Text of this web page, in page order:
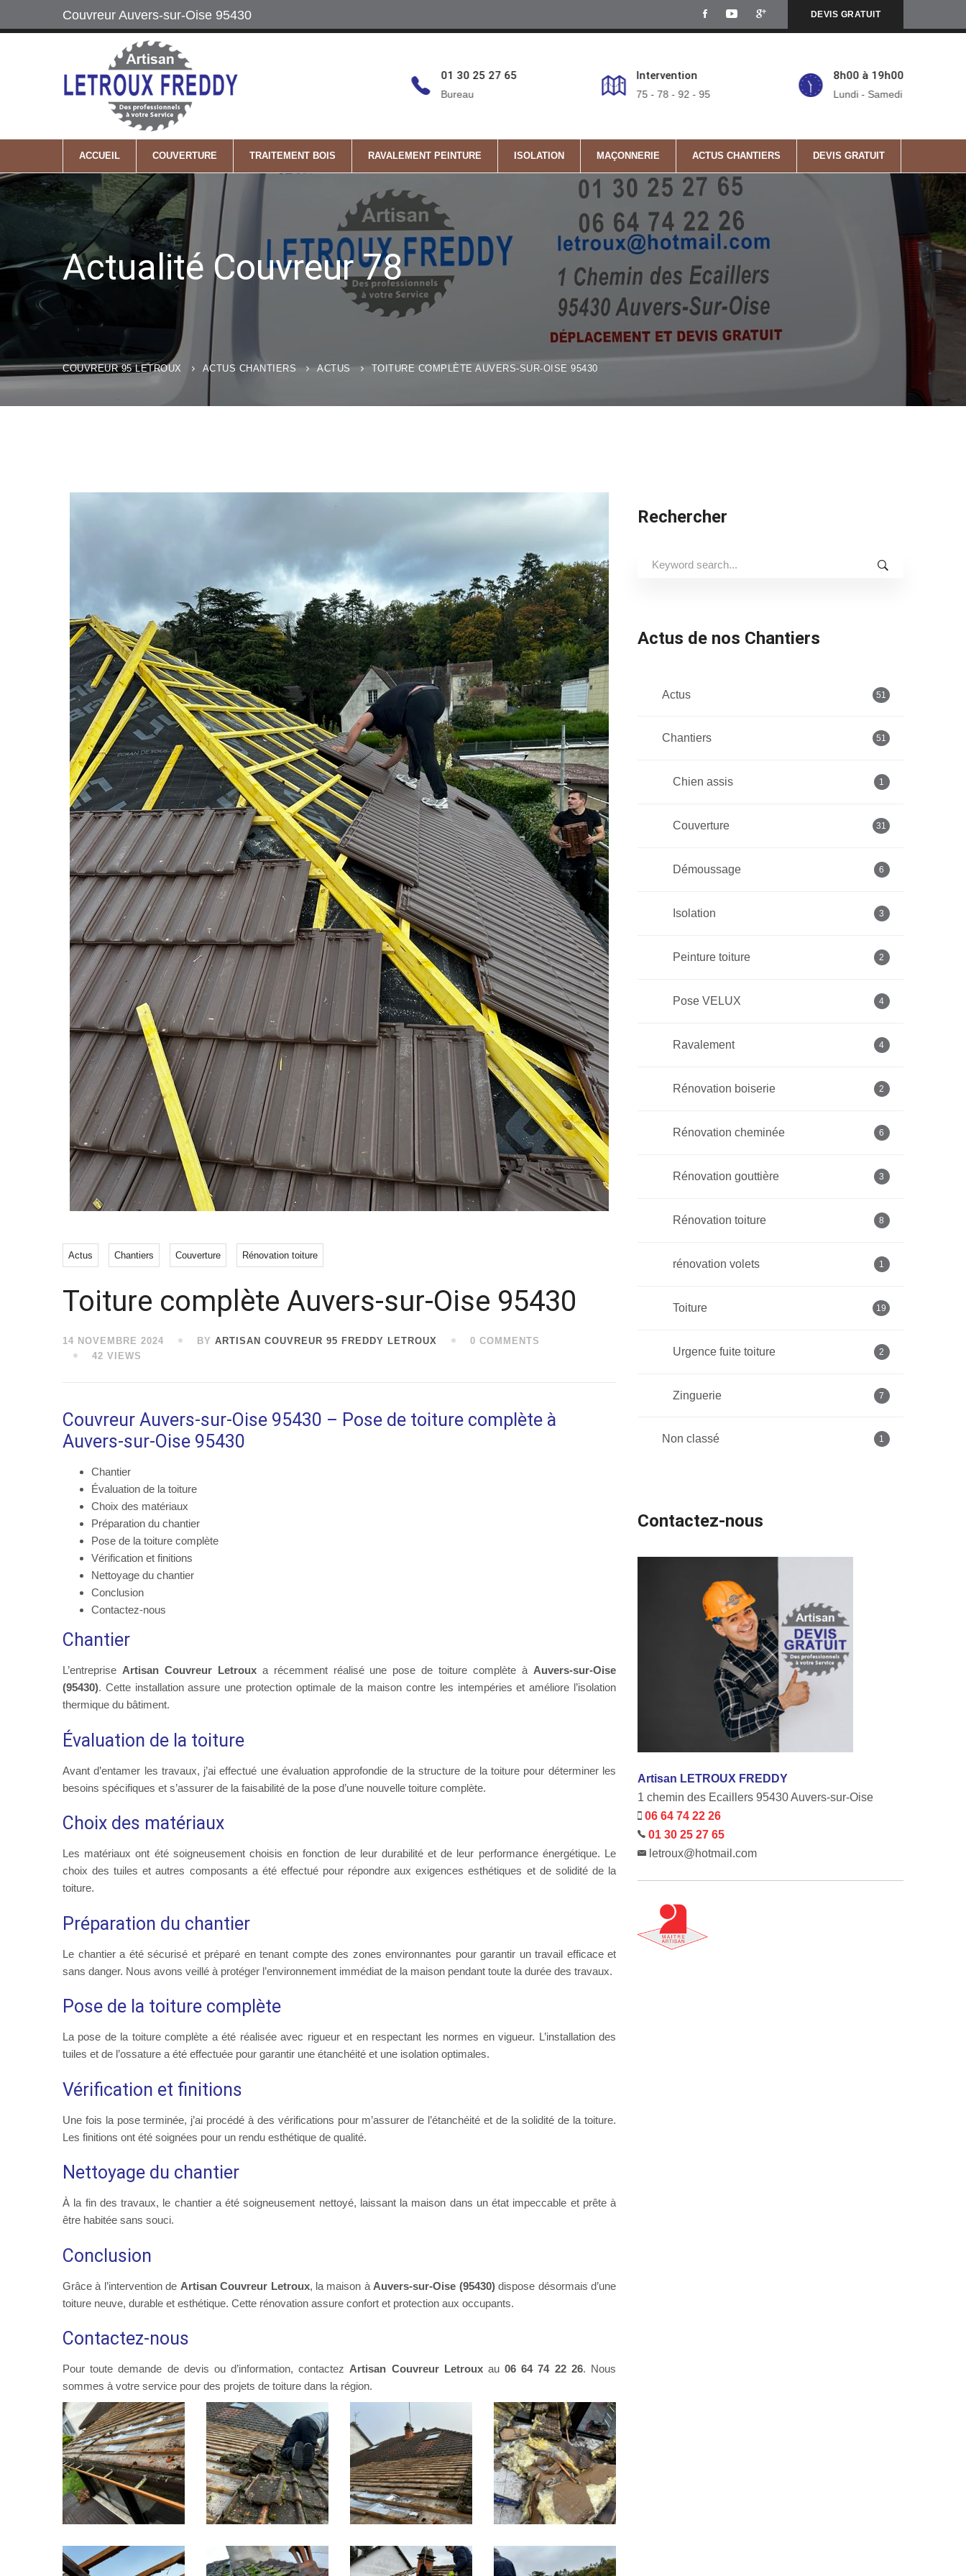
Couvreur Auvers-sur-Oise 95430 DEVIS GRATUIT
Labels
Maître Artisan
01 30 25 27 65
Bureau
Intervention
75 - 78 - 92 - 95
8h00 à 19h00
Lundi - Samedi
ACCUEIL COUVERTURE TRAITEMENT BOIS RAVALEMENT PEINTURE ISOLATION MAÇONNERIE ACTUS CHANTIERS DEVIS GRATUIT
Actualité Couvreur 78
COUVREUR 95 LETROUX ACTUS CHANTIERS ACTUS TOITURE COMPLÈTE AUVERS-SUR-OISE 95430
Actus Chantiers Couverture Rénovation toiture
Toiture complète Auvers-sur-Oise 95430
14 NOVEMBRE 2024 BY ARTISAN COUVREUR 95 FREDDY LETROUX
0 COMMENTS
42 VIEWS
Couvreur Auvers-sur-Oise 95430 – Pose de toiture complète à
Auvers-sur-Oise 95430
Chantier
Évaluation de la toiture
Choix des matériaux
Préparation du chantier
Pose de la toiture complète
Vérification et finitions
Nettoyage du chantier
Conclusion
Contactez-nous
Chantier
L’entreprise Artisan Couvreur Letrouxa récemment réalisé une pose de toiture complète à Auvers-sur-Oise
(95430). Cette installation assure une protection optimale de la maison contre les intempéries et améliore l’isolation
thermique du bâtiment.
Évaluation de la toiture
Avant d’entamer les travaux, j’ai effectué une évaluation approfondie de la structure de la toiture pour déterminer les
besoins spécifiques et s’assurer de la faisabilité de la pose d’une nouvelle toiture complète.
Choix des matériaux
Les matériaux ont été soigneusement choisis en fonction de leur durabilité et de leur performance énergétique. Le
choix des tuiles et autres composants a été effectué pour répondre aux exigences esthétiques et de solidité de la
toiture.
Préparation du chantier
Le chantier a été sécurisé et préparé en tenant compte des zones environnantes pour garantir un travail efficace et
sans danger. Nous avons veillé à protéger l’environnement immédiat de la maison pendant toute la durée des travaux.
Pose de la toiture complète
La pose de la toiture complète a été réalisée avec rigueur et en respectant les normes en vigueur. L’installation des
tuiles et de l’ossature a été effectuée pour garantir une étanchéité et une isolation optimales.
Vérification et finitions
Une fois la pose terminée, j’ai procédé à des vérifications pour m’assurer de l’étanchéité et de la solidité de la toiture.
Les finitions ont été soignées pour un rendu esthétique de qualité.
Nettoyage du chantier
À la fin des travaux, le chantier a été soigneusement nettoyé, laissant la maison dans un état impeccable et prête à
être habitée sans souci.
Conclusion
Grâce à l’intervention de Artisan Couvreur Letroux, la maison à Auvers-sur-Oise (95430)dispose désormais d’une
toiture neuve, durable et esthétique. Cette rénovation assure confort et protection aux occupants.
Contactez-nous
Pour toute demande de devis ou d’information, contactez Artisan Couvreur Letrouxau06 64 74 22 26. Nous
sommes à votre service pour des projets de toiture dans la région.
Rechercher
Search
Actus de nos Chantiers
Actus 51
Chantiers 51
Chien assis 1
Couverture 31
Démoussage 6
Isolation 3
Peinture toiture 2
Pose VELUX 4
Ravalement 4
Rénovation boiserie 2
Rénovation cheminée 6
Rénovation gouttière 3
Rénovation toiture 8
rénovation volets 1
Toiture 19
Urgence fuite toiture 2
Zinguerie 7
Non classé 1
Contactez-nous
Artisan LETROUX FREDDY
1 chemin des Ecaillers 95430 Auvers-sur-Oise
06 64 74 22 26
01 30 25 27 65
letroux@hotmail.com